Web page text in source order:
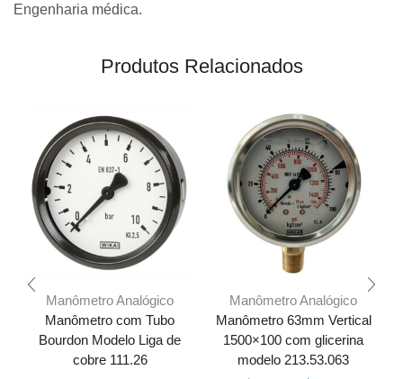
Engenharia médica.
Produtos Relacionados
Manômetro Analógico
Manômetro com Tubo
Bourdon Modelo Liga de
cobre 111.26
Manômetro Analógico
Manômetro 63mm Vertical
1500×100 com glicerina
modelo 213.53.063